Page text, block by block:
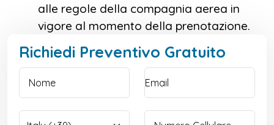
alle regole della compagnia aerea in
vigore al momento della prenotazione.
Richiedi Preventivo Gratuito